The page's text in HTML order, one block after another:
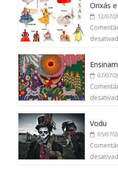
Orixás
12/07/
07/07/
Vodu
05/07/